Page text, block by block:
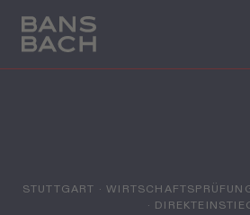
STUTTGART ·
·